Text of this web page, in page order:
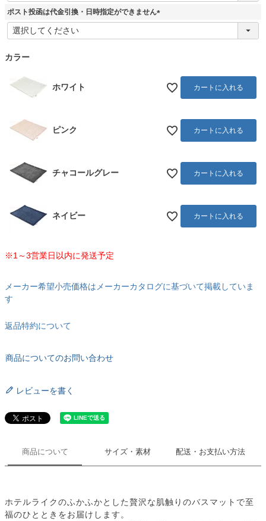
ポスト投函は代金引換・日時指定ができません
(
カラー
ホワイト カートに入れる
ピンク カートに入れる
チャコールグレー カートに入れる
ネイビー カートに入れる
※1～3営業日以内に発送予定
メーカー希望小売価格はメーカーカタログに基づいて掲載していま
す
返品特約について
商品についてのお問い合わせ
レビューを書く
商品について サイズ・素材 配送・お支払い方法
ホテルライクのふかふかとした贅沢な肌触りのバスマットで至
福のひとときをお届けします。